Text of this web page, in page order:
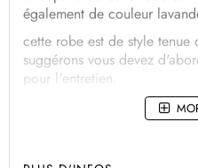
également de couleur
cette robe est de style tenue
suggérons vous devez
pour l'entretien.